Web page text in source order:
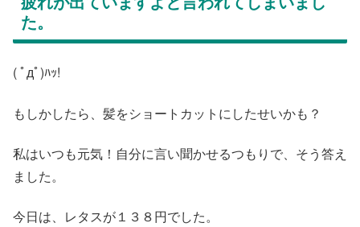
た。
( ﾟдﾟ)ﾊｯ!
もしかしたら、髪をショートカットにしたせいかも？
私はいつも元気！自分に言い聞かせるつもりで、そう答え
ました。
今日は、レタスが１３８円でした。